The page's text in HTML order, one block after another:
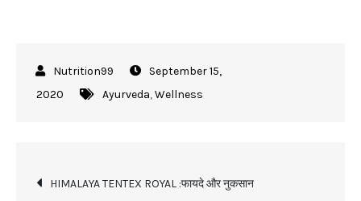
September 15,
2020
Ayurveda,Wellness
Post
HIMALAYA TENTEX ROYAL :फायदे और नुकसान